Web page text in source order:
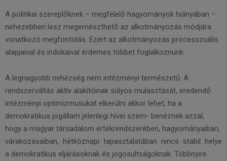
A politikai szereplőknek – megfelelő hagyományok hiányában –
nehezebben lesz megemészthető az alkotmányozás módjára
vonatkozó megfontolás. Ezért az alkotmányozás processzuális
alapjaival és indokaival érdemes többet foglalkoznunk.
A legnagyobb nehézség nem intézményi természetű. A
rendszerváltás aktív alakítóinak súlyos mulasztását, eredendő
intézményi optimizmusukat elkerülni akkor lehet, ha a
demokratikus jogállam jelenlegi hívei szem- benéznek azzal,
hogy a magyar társadalom értékrendszerében, hagyományaiban,
várakozásaiban, hétköznapi tapasztalatában nincs stabil helye
a demokratikus eljárásoknak és jogosultságoknak. Többnyire